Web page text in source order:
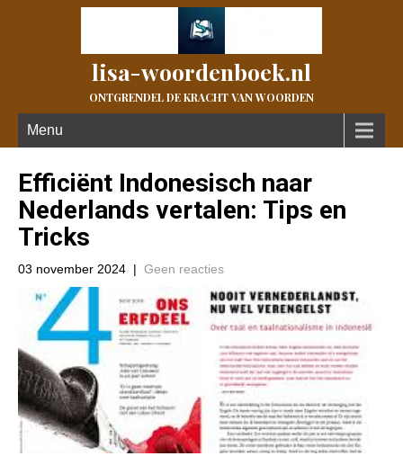
lisa-woordenboek.nl
ONTGRENDEL DE KRACHT VAN WOORDEN
Menu
Efficiënt Indonesisch naar
Nederlands vertalen: Tips en
Tricks
03 november 2024 | Geen reacties